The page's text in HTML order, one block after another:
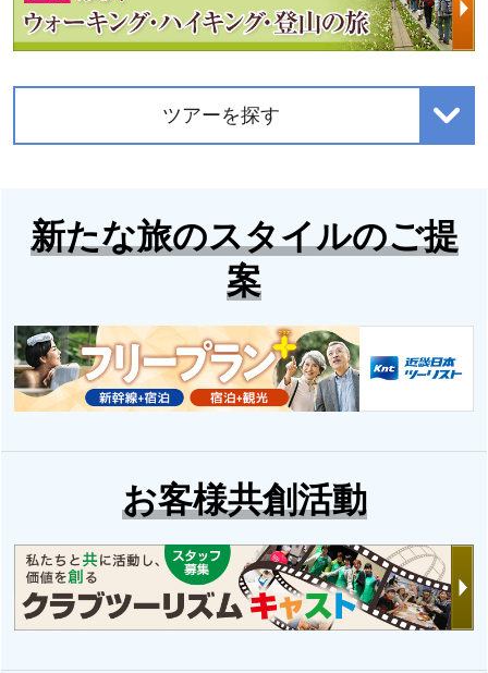
ツアーを探す
新たな旅のスタイルのご提
案
お客様共創活動